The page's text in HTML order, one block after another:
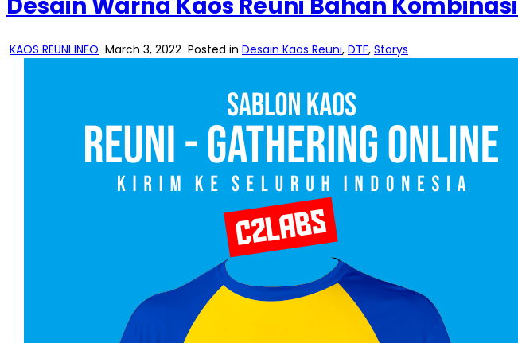
KAOS REUNI INFO March 3, 2022 Posted in Desain Kaos Reuni, DTF, Storys